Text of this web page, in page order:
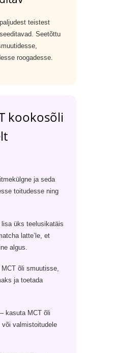
teistest
Seetõttu
roogadesse.
kookosõli
ja seda
toitudesse ning
üks teelusikatäis
latte’le, et
algus.
õli smuutisse,
ja toetada
kasuta MCT õli
valmistoitudele